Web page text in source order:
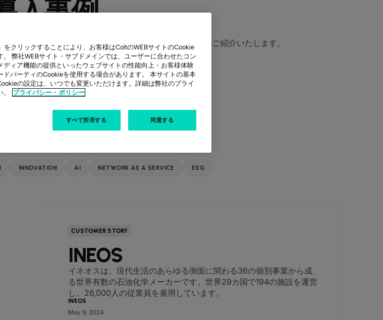
入事例
および、Coltサービス・ソリューションの活用方法ををご紹介いたします。
ストーリーを伝える
INNOVATION AI NETWORK AS A SERVICE ESG
CUSTOMER STORY
INEOS
イネオスは、現代生活のあらゆる側面に関わる36の個別事業から成
る世界有数の石油化学メーカーです。世界29カ国で194の施設を運営
し、26,000人の従業員を雇用しています。
INEOS
May 9, 2024
をクリックすることにより、お客様はColtのWEBサイトのCookie
弊社WEBサイト・サブドメインでは、ユーザーに合わせたコン
ディア機能の提供といったウェブサイトの性能向上・お客様体験
パーティのCookieを使用する場合があります。 本サイトの基本
の設定は、いつでも変更いただけます。詳細は弊社のプライ
プライバシー・ポリシー
すべて拒否する 同意する